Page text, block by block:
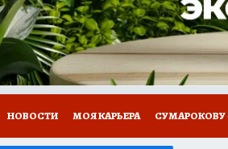
КП РЕКЛАМА ТЕСТЫ НОВОЕ
НОВОСТИ МОЯ КАРЬЕРА СУМАРОКОВУ